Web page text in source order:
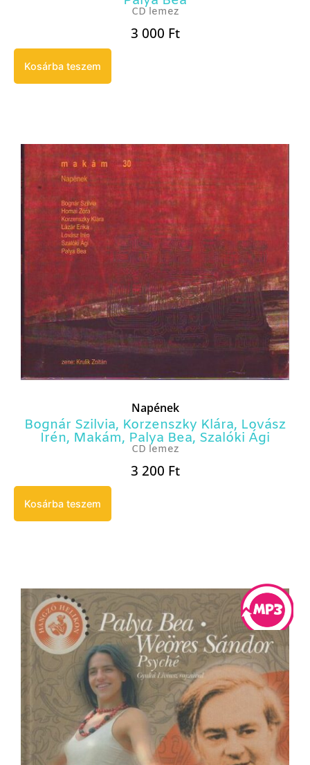
CD lemez
3 000 Ft
Kosárba teszem
Napének
Bognár Szilvia, Korzenszky Klára, Lovász
Irén, Makám, Palya Bea, Szalóki Ági
CD lemez
3 200 Ft
Kosárba teszem